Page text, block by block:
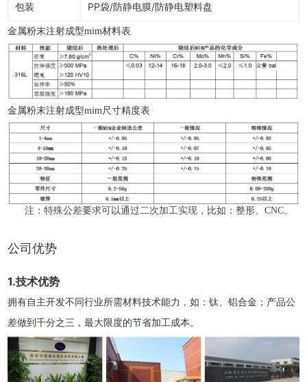
包装 PP袋/防静电膜/防静电塑料盘
金属粉末注射成型mim材料表
金属粉末注射成型mim尺寸精度表
注：特殊公差要求可以通过二次加工实现，比如：整形、CNC。
公司优势
1.技术优势
拥有自主开发不同行业所需材料技术能力，如：钛、铝合金；产品公
差做到千分之三，最大限度的节省加工成本。